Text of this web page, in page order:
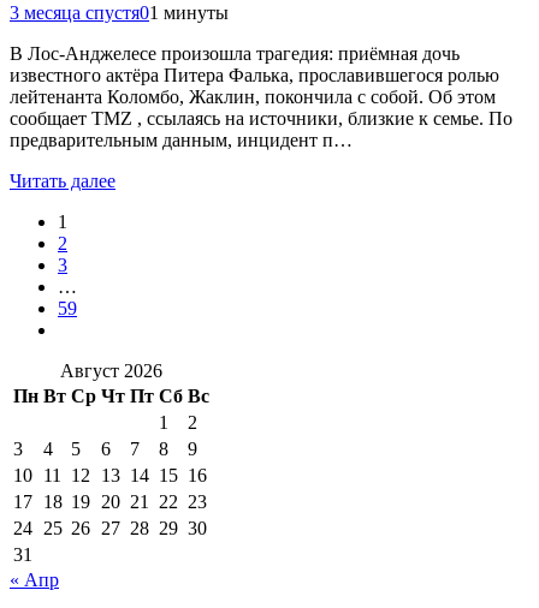
3 месяца спустя01 минуты
В Лос-Анджелесе произошла трагедия: приёмная дочь
известного актёра Питера Фалька, прославившегося ролью
лейтенанта Коломбо, Жаклин, покончила с собой. Об этом
сообщает TMZ , ссылаясь на источники, близкие к семье. По
предварительным данным, инцидент п…
Читать далее
1
2
3
…
59
Август 2026
Пн Вт Ср Чт Пт Сб Вс
1
2
3
4 5 6 7 8
9
10 11 12 13 14 15 16
17 18 19 20 21 22 23
24 25 26 27 28 29 30
31
« Апр